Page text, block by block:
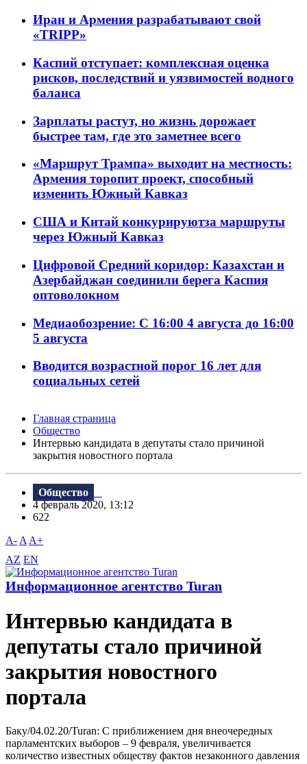
Иран и Армения разрабатывают свой
«TRIPP»
Каспий отступает: комплексная оценка
рисков, последствий и уязвимостей водного
баланса
Зарплаты растут, но жизнь дорожает
быстрее там, где это заметнее всего
«Маршрут Трампа» выходит на местность:
Армения торопит проект, способный
изменить Южный Кавказ
США и Китай конкурируютза маршруты
через Южный Кавказ
Цифровой Средний коридор: Казахстан и
Азербайджан соединили берега Каспия
оптоволокном
Медиаобозрение: С 16:00 4 августа до 16:00
5 августа
Вводится возрастной порог 16 лет для
социальных сетей
Главная страница
Общество
Интервью кандидата в депутаты стало причиной
закрытия новостного портала
Общество
4 февраль 2020, 13:12
622
A- A A+
AZ EN
Информационное агентство Turan
Интервью кандидата в
депутаты стало причиной
закрытия новостного
портала
Баку/04.02.20/Turan: C приближением дня внеочередных
парламентских выборов – 9 февраля, увеличивается
количество известных обществу фактов незаконного давления